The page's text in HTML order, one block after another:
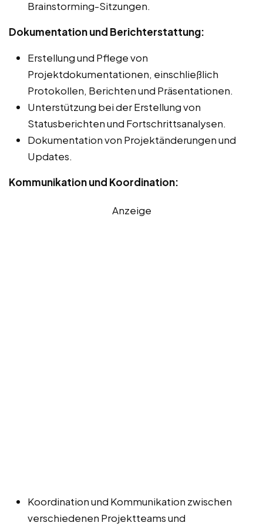
Brainstorming-Sitzungen.
Dokumentation und Berichterstattung:
Erstellung und Pflege von
Projektdokumentationen, einschließlich
Protokollen, Berichten und Präsentationen.
Unterstützung bei der Erstellung von
Statusberichten und Fortschrittsanalysen.
Dokumentation von Projektänderungen und
Updates.
Kommunikation und Koordination:
Anzeige
Koordination und Kommunikation zwischen
verschiedenen Projektteams und